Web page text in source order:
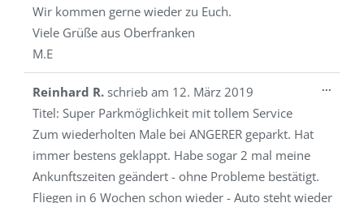
Wir kommen gerne wieder zu Euch.
Viele Grüße aus Oberfranken
M.E
Reinhard R. schrieb am 12. März 2019
Titel: Super Parkmöglichkeit mit tollem Service
Zum wiederholten Male bei ANGERER geparkt. Hat
immer bestens geklappt. Habe sogar 2 mal meine
Ankunftszeiten geändert - ohne Probleme bestätigt.
Fliegen in 6 Wochen schon wieder - Auto steht wieder
...